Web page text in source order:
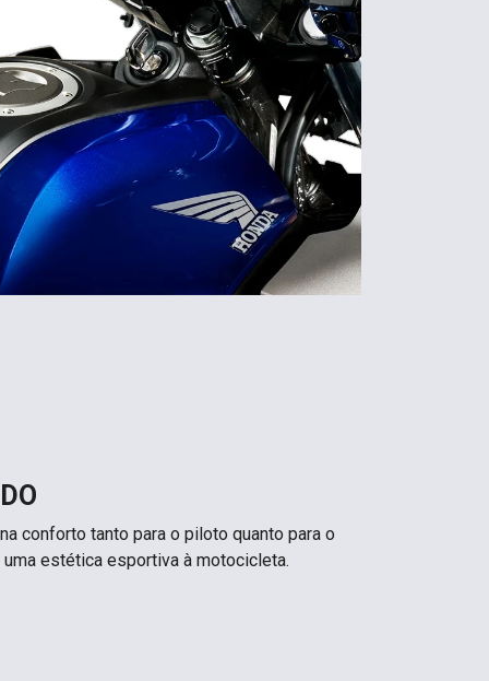
conforto tanto para o piloto quanto para o
estética esportiva à motocicleta.